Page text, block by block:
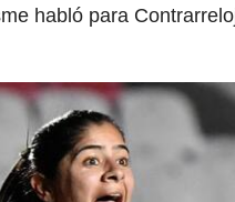
habló para